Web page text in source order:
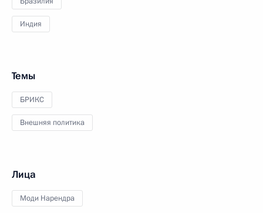
Индия
Темы
БРИКС
Внешняя политика
Лица
Моди Нарендра